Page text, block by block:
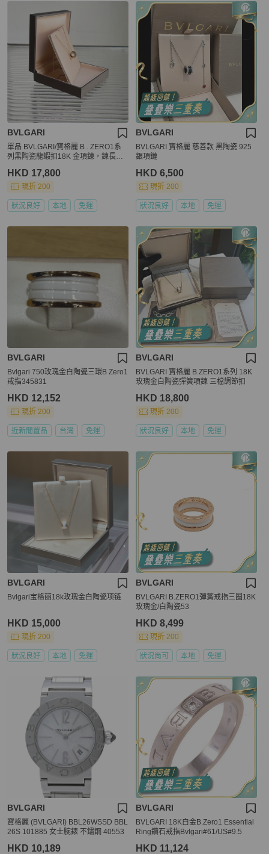
BVLGARI
單品 BVLGARI/寶格麗 B . ZERO1系
列黑陶瓷龍蝦扣18K 金項鍊，鍊長：4
HKD 17,800
現折 200
狀況良好 本地 免運
BVLGARI
BVLGARI 寶格麗 慈善款 黑陶瓷 925
銀項鏈
HKD 6,500
現折 200
狀況良好 本地 免運
BVLGARI
Bvlgari 750玫瑰金白陶瓷三環B Zero1
戒指345831
HKD 12,152
現折 200
近新閒置品 台灣 免運
BVLGARI
BVLGARI 寶格麗 B.ZERO1系列 18K
玫瑰金白陶瓷彈簧項鍊 三檔調節扣
HKD 18,800
現折 200
狀況良好 本地 免運
BVLGARI
Bvlgari宝格丽18k玫瑰金白陶瓷项链
HKD 15,000
現折 200
狀況良好 本地 免運
BVLGARI
BVLGARI B.ZERO1彈簧戒指三圈18K
玫瑰金/白陶瓷53
HKD 8,499
現折 200
狀況尚可 本地 免運
BVLGARI
寶格麗 (BVLGARI) BBL26WSSD BBL
26S 101885 女士腕錶 不鏽鋼 40553
HKD 10,189
BVLGARI
BVLGARI 18K白金B.Zero1 Essential
Ring鑽石戒指Bvlgari#61/US#9.5
HKD 11,124